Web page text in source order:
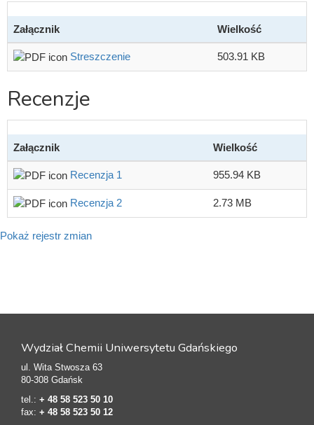
Załącznik Wielkość
Streszczenie 503.91 KB
Recenzje
Załącznik Wielkość
Recenzja 1 955.94 KB
Recenzja 2 2.73 MB
Pokaż rejestr zmian
Wydział Chemii Uniwersytetu Gdańskiego
ul. Wita Stwosza 63
80-308 Gdańsk
tel.: + 48 58 523 50 10
fax: + 48 58 523 50 12